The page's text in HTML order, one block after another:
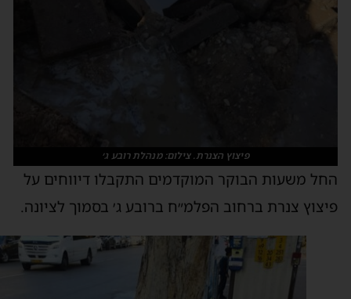
פיצוץ הצנרת. צילום: מנהלת רובע ג׳
משעות הבוקר המוקדמים התקבלו דיווחים על
צנרת ברחוב הפלמ״ח ברובע ג׳ בסמוך לציונה.